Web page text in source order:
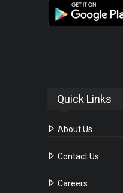
Quick Links
About Us
Contact Us
Careers